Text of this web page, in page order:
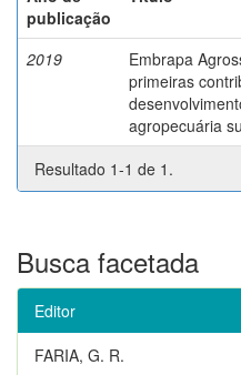
publicação
2019
Embrapa
primeiras
agropecuária
Resultado 1-1 de 1.
Busca facetada
Editor
FARIA, G. R.